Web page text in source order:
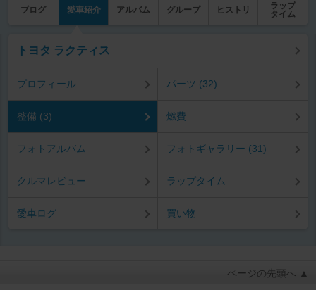
ブログ 愛車紹介 アルバム グループ ヒストリ
ラップ
タイム
トヨタ ラクティス
プロフィール パーツ (32)
整備 (3) 燃費
フォトアルバム フォトギャラリー (31)
クルマレビュー ラップタイム
愛車ログ 買い物
ページの先頭へ ▲